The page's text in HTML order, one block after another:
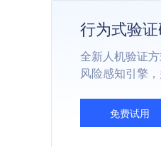
行为式验
全新人机验证
风险感知引擎
免费试用